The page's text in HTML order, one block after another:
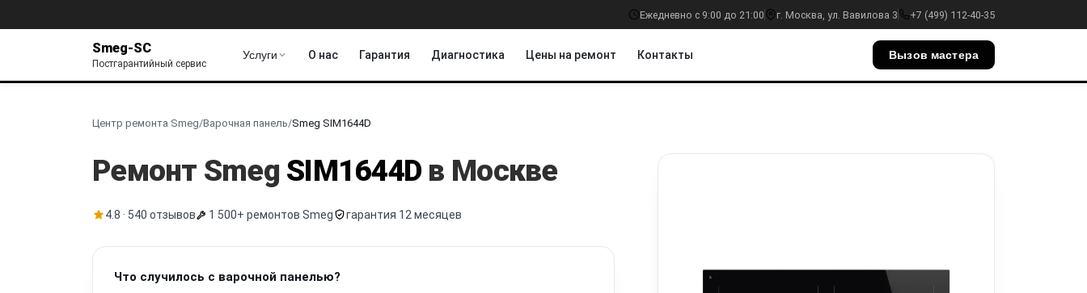
Ежедневно с 9:00 до 21:00 г. Москва, ул. Вавилова 3 +7 (499) 112-40-35
Smeg-SC
Постгарантийный сервис
Услуги О нас Гарантия Диагностика Цены на ремонт Контакты Вызов мастера
Центр ремонта Smeg/Варочная панель/Smeg SIM1644D
Ремонт Smeg SIM1644D в Москве
4.8 · 540 отзывов 1 500+ ремонтов Smeg гарантия 12 месяцев
Что случилось с варочной панелью?